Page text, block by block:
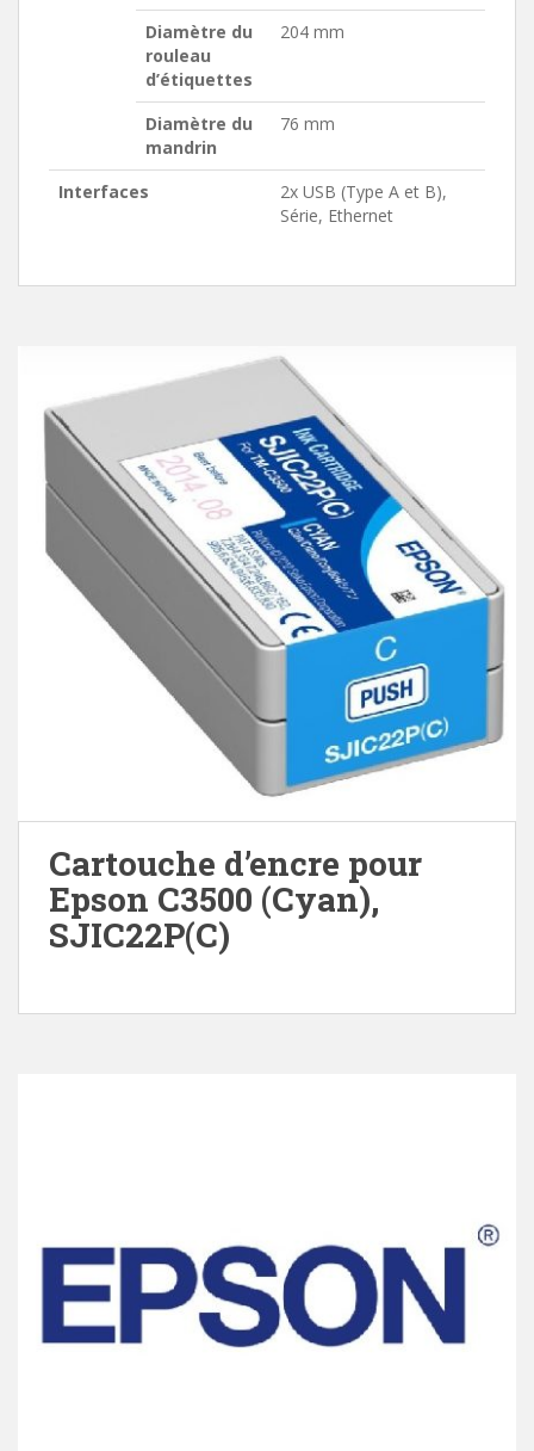
Diamètre du
rouleau
d’étiquettes
204 mm
Diamètre du
mandrin
76 mm
Interfaces
2x USB (Type A et B),
Série, Ethernet
Cartouche d’encre pour
Epson C3500 (Cyan),
SJIC22P(C)